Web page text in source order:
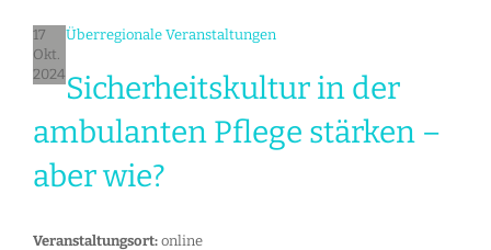
17
Okt.
2024
Überregionale Veranstaltungen
Sicherheitskultur in der
ambulanten Pflege stärken –
aber wie?
Veranstaltungsort: online